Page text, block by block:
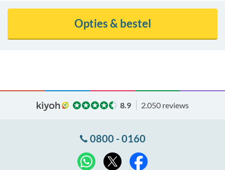
Opties & bestel
8.9 2.050 reviews
0800 - 0160